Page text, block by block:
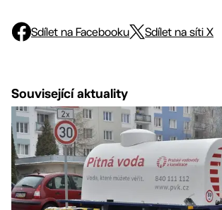
Sdílet na Facebooku Sdílet na síti X
Související aktuality